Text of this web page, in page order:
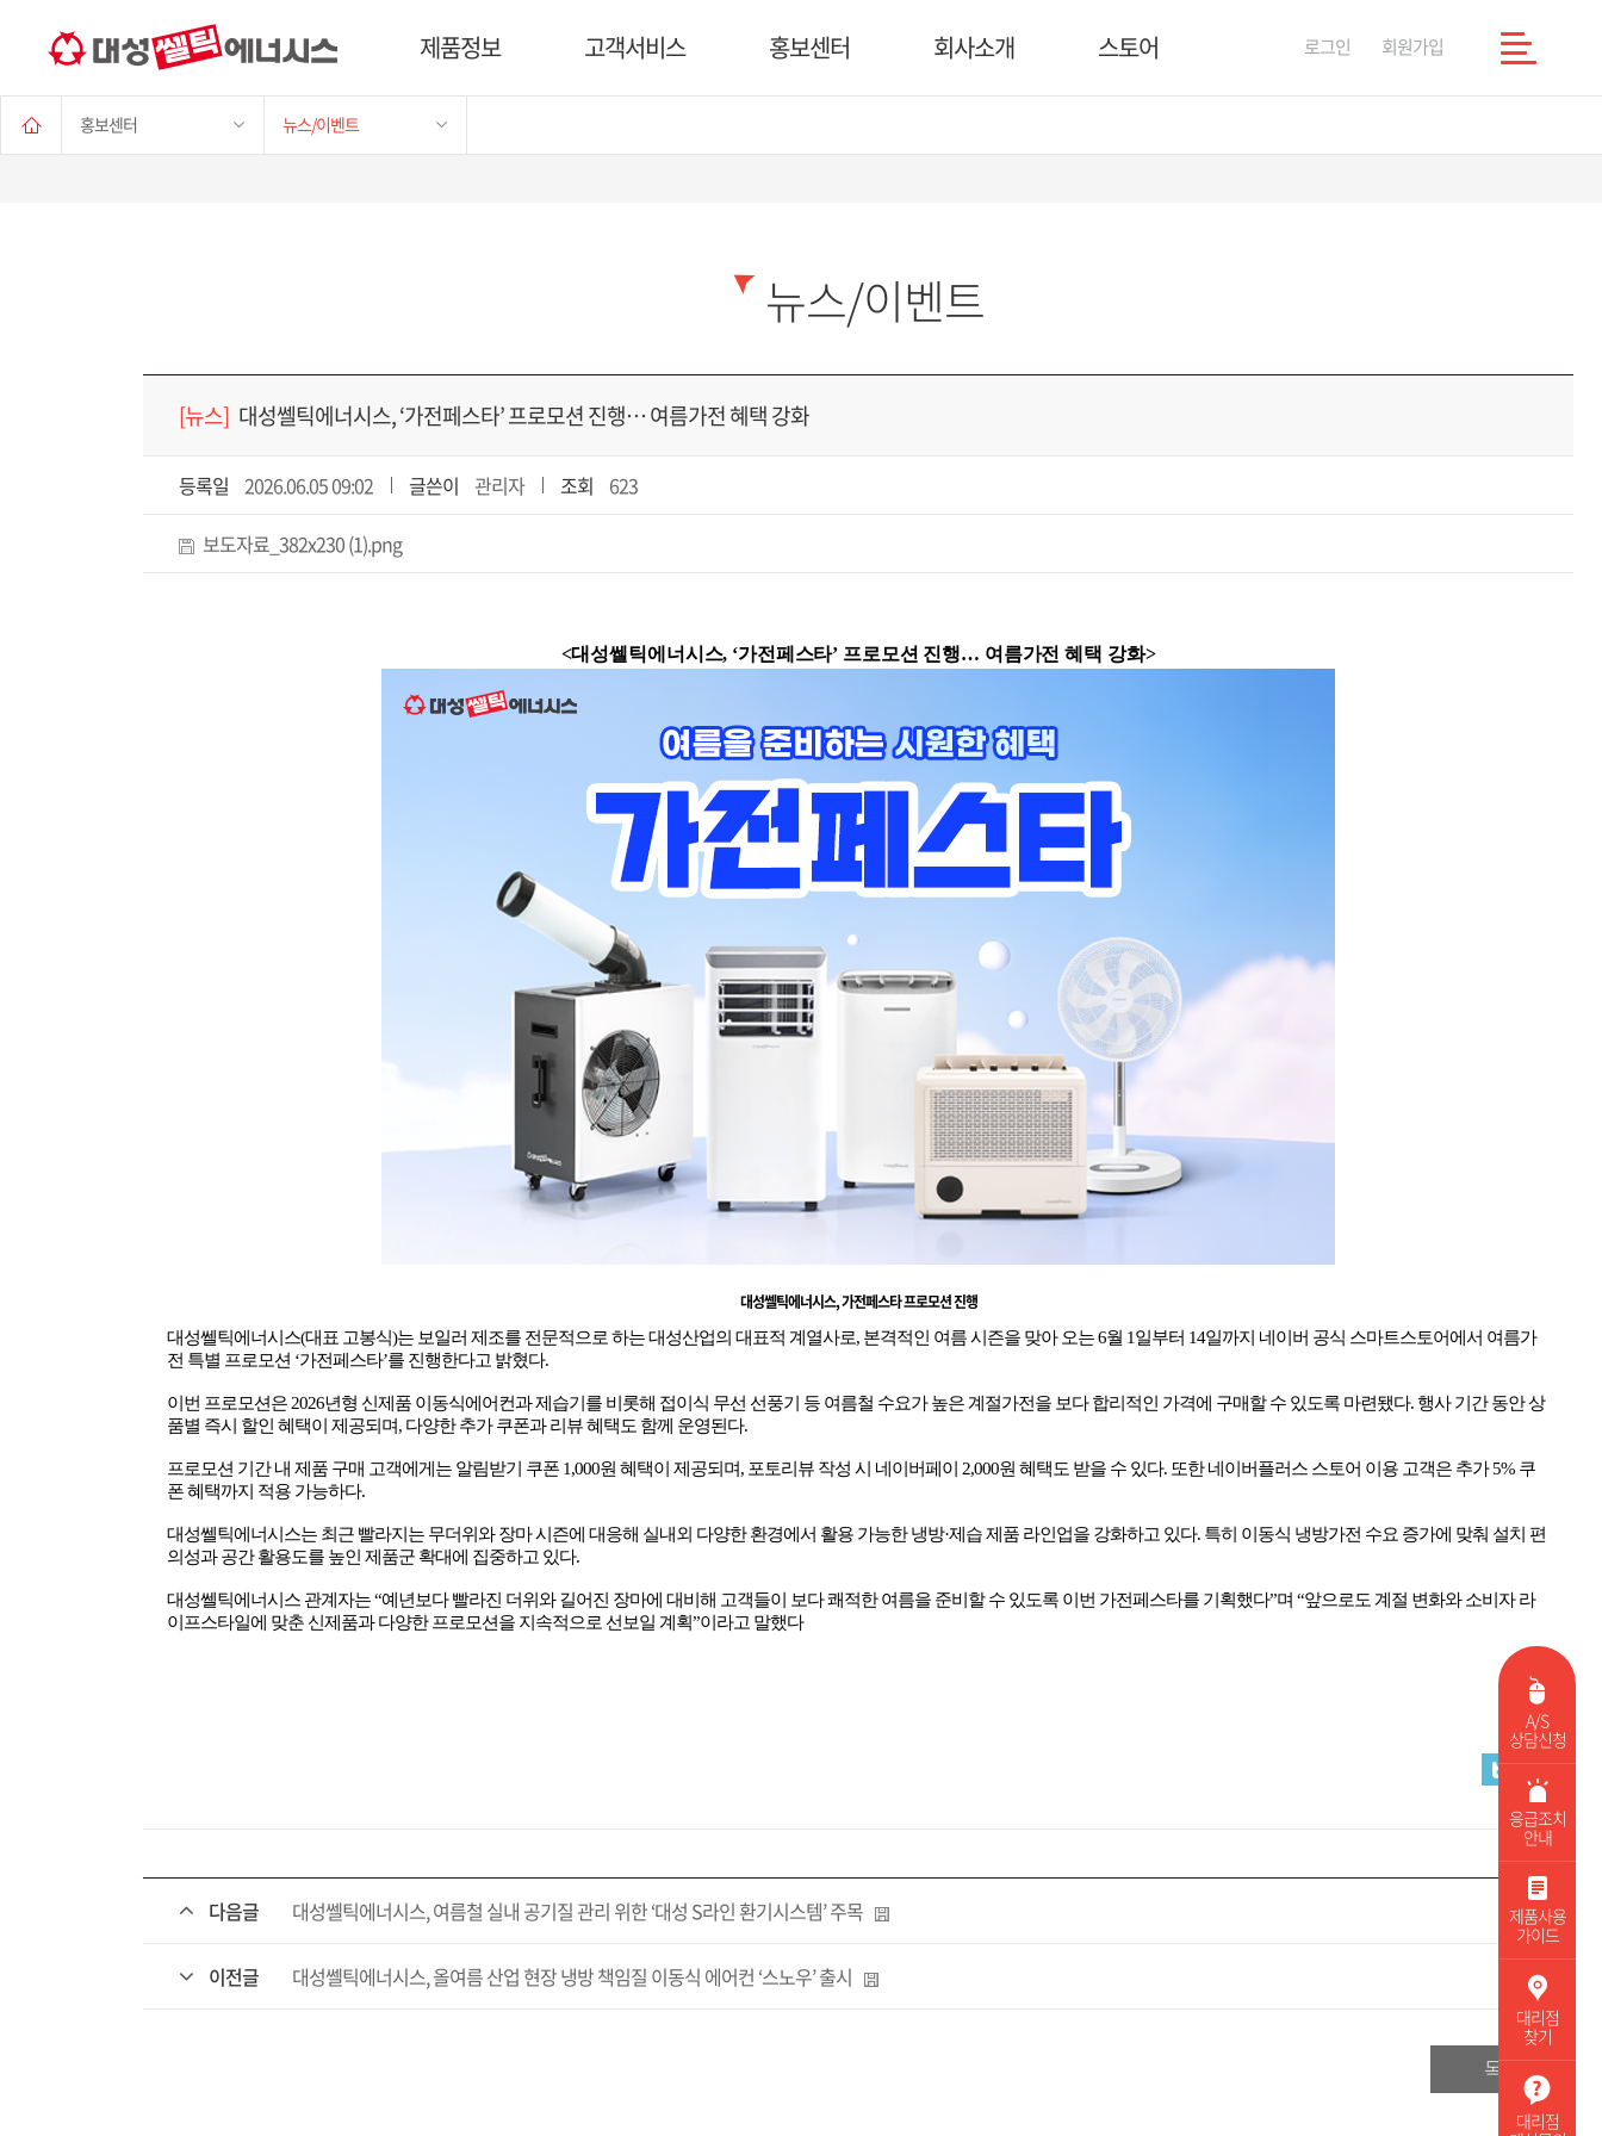
A/S
상담신청
응급조치
안내
제품사용
가이드
대리점
찾기
대리점
제품정보 고객서비스 홍보센터 회사소개 스토어 로그인 회원가입
홍보센터 뉴스/이벤트
뉴스/이벤트
[뉴스] 대성쎌틱에너시스, ‘가전페스타’ 프로모션 진행… 여름가전 혜택 강화
등록일 2026.06.05 09:02 글쓴이 관리자 조회 623
보도자료_382x230 (1).png
<대성쎌틱에너시스, ‘가전페스타’ 프로모션 진행… 여름가전 혜택 강화>
대성쎌틱에너시스,가전페스타 프로모션 진행
대성쎌틱에너시스(대표 고봉식)는 보일러 제조를 전문적으로 하는 대성산업의 대표적 계열사로, 본격적인 여름 시즌을 맞아 오는6월 1일부터 14일까지 네이버 공식 스마트스토어에서 여름가
전 특별 프로모션 ‘가전페스타’를 진행한다고 밝혔다.
이번 프로모션은 2026년형 신제품 이동식에어컨과 제습기를 비롯해 접이식 무선 선풍기 등 여름철 수요가 높은 계절가전을 보다 합리적인 가격에 구매할 수 있도록 마련됐다. 행사 기간 동안 상
품별 즉시 할인 혜택이 제공되며, 다양한 추가 쿠폰과 리뷰 혜택도 함께 운영된다.
프로모션 기간 내 제품 구매 고객에게는 알림받기 쿠폰 1,000원 혜택이 제공되며, 포토리뷰 작성 시 네이버페이 2,000원 혜택도 받을 수 있다. 또한 네이버플러스 스토어 이용 고객은 추가5% 쿠
폰 혜택까지 적용 가능하다.
대성쎌틱에너시스는 최근 빨라지는 무더위와 장마 시즌에 대응해 실내외 다양한 환경에서 활용 가능한 냉방·제습 제품 라인업을 강화하고 있다. 특히 이동식 냉방가전 수요 증가에 맞춰 설치 편
의성과 공간 활용도를 높인 제품군 확대에 집중하고 있다.
대성쎌틱에너시스 관계자는“예년보다 빨라진 더위와 길어진 장마에 대비해 고객들이 보다 쾌적한 여름을 준비할 수 있도록 이번 가전페스타를 기획했다”며 “앞으로도 계절 변화와 소비자 라
이프스타일에 맞춘 신제품과 다양한 프로모션을 지속적으로 선보일 계획”이라고 말했다
다음글 대성쎌틱에너시스, 여름철 실내 공기질 관리 위한 ‘대성 S라인 환기시스템’ 주목
이전글 대성쎌틱에너시스, 올여름 산업 현장 냉방 책임질 이동식 에어컨 ‘스노우’ 출시
목록